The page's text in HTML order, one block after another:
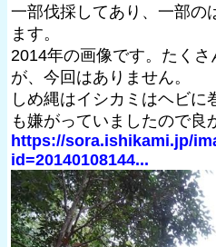
一部伐採してあり、一部の
ます。
2014年の画像です。たく
が、今回はありません。
しめ縄はイシカミはヘビに
も嫌がっていましたので良
https://sora.ishikami.jp/
id=20140108144...